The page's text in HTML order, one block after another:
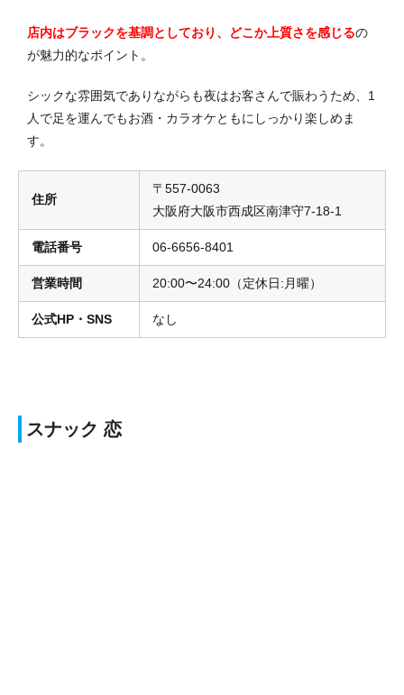
店内はブラックを基調としており、どこか上質さを感じるの
が魅力的なポイント。
シックな雰囲気でありながらも夜はお客さんで賑わうため、1
人で足を運んでもお酒・カラオケともにしっかり楽しめま
す。
住所
〒557-0063
大阪府大阪市西成区南津守7-18-1
電話番号 06-6656-8401
営業時間 20:00〜24:00（定休日:月曜）
公式HP・SNS なし
スナック 恋